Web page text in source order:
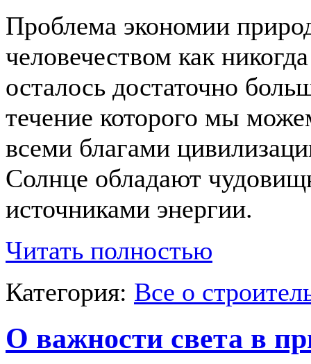
Проблема экономии
человечеством как
осталось достаточно
течение которого мы
всеми благами
Солнце обладают
источниками энергии.
Читать полностью
Категория: Все о
О важности света в